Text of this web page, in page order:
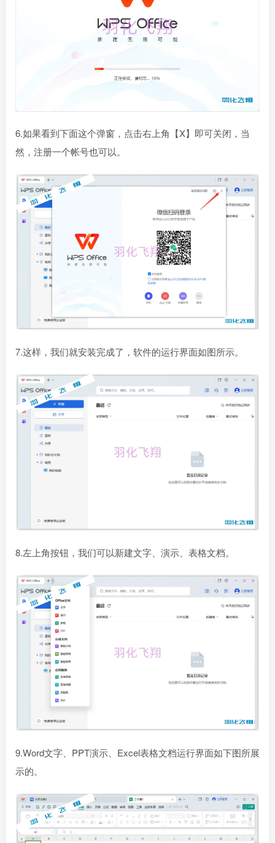
6.如果看到下面这个弹窗，点击右上角【X】即可关闭，当
然，注册一个帐号也可以。
7.这样，我们就安装完成了，软件的运行界面如图所示。
8.左上角按钮，我们可以新建文字、演示、表格文档。
9.Word文字、PPT演示、Excel表格文档运行界面如下图所展
示的。